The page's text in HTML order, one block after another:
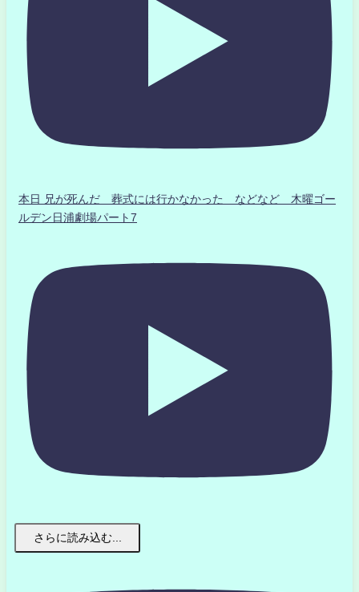
本日 兄が死んだ 葬式には行かなかった などなど 木曜ゴー
ルデン日浦劇場パート7
さらに読み込む...